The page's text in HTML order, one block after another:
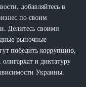
добавляйтесь в
по своим
Делитесь своими
рыночные
победить коррупцию,
и диктатуру
Украины.